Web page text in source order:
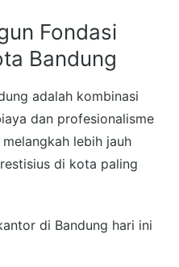
Fondasi
Bandung
adalah kombinasi
dan profesionalisme
lebih jauh
di kota paling
di Bandung hari ini